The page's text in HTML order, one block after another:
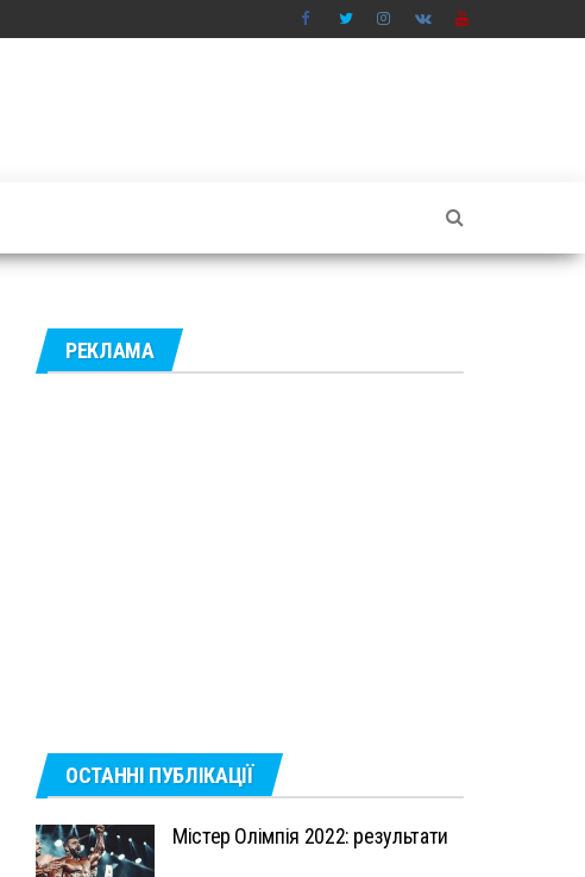
РЕКЛАМА
ОСТАННІ ПУБЛІКАЦІЇ
Містер Олімпія 2022: результати